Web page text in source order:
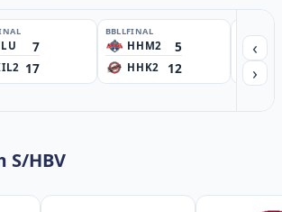
7
17
BBLLFINAL
HHM2 5
HHK2 12
‹
›
S/HBV